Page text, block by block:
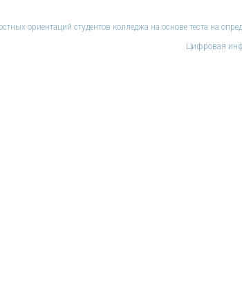
ориентаций студентов колледжа на основе теста на
Цифровая